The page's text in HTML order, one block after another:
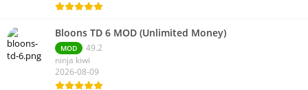
Bloons TD 6 MOD (Unlimited Money)
MOD
49.2
ninja kiwi
2026-08-09